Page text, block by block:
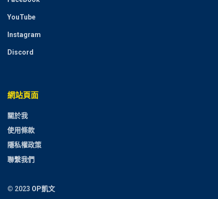
YouTube
Instagram
Discord
網站頁面
關於我
使用條款
隱私權政策
聯繫我們
© 2023 OP凱文